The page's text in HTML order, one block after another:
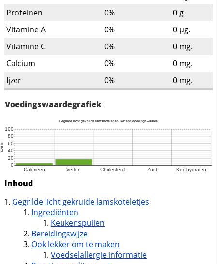
Proteinen 0% 0 g.
Vitamine A
0% 0 µg.
Vitamine C
0% 0 mg.
Calcium
0% 0 mg.
Ijzer
0% 0 mg.
Voedingswaardegrafiek
Inhoud
Gegrilde licht gekruide lamskoteletjes
Ingrediënten
Keukenspullen
Bereidingswijze
Ook lekker om te maken
Voedselallergie informatie